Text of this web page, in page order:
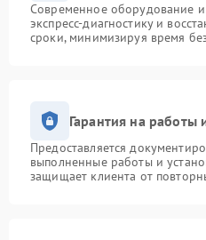
Современное оборудование
экспресс-диагностику и
сроки, минимизируя время
Гарантия на работы
Предоставляется
выполненные работы и
защищает клиента от